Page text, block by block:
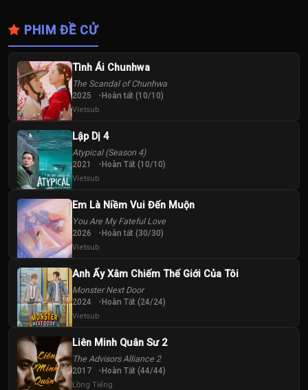
34
37
Tập
Tập
Tập
43
Tập
46
Tập
47
Tập
49
Tập
50
51
52
55
Tập
56
PHIM ĐỀ CỬ
Tình Ái Chunhwa
The Scandal of Chunhwa
2025 Hoàn tất (10/10)
Vietsub
Lập Dị 4
Atypical (Season 4)
2021 Hoàn Tất (10/10)
Vietsub
Em Là Niềm Vui Đến Muộn
You Are My Fateful Love
2026 Hoàn tất (30/30)
Vietsub
Anh Ấy Xâm Chiếm Thế Giới Của Tôi
Monster Next Door
2024 Hoàn Tất (24/24)
Vietsub
Liên Minh Quân Sư 2
The Advisors Alliance 2
2017 Hoàn Tất (44/44)
Lồng Tiếng